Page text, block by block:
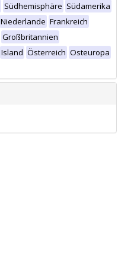
Südhemisphäre Südamerika
Niederlande Frankreich
Großbritannien
Island Österreich Osteuropa